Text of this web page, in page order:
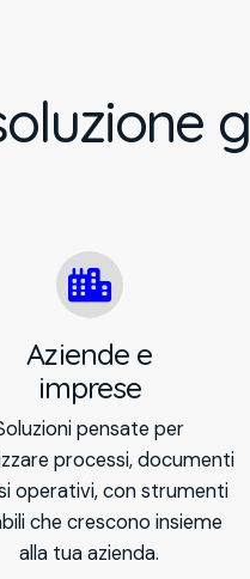
Aziende e
imprese
pensate per
processi, documenti
operativi, con strumenti
che crescono insieme
alla tua azienda.